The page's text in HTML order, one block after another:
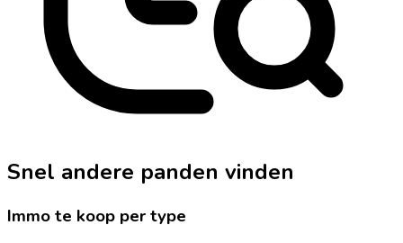
Snel andere panden vinden
Immo te koop per type